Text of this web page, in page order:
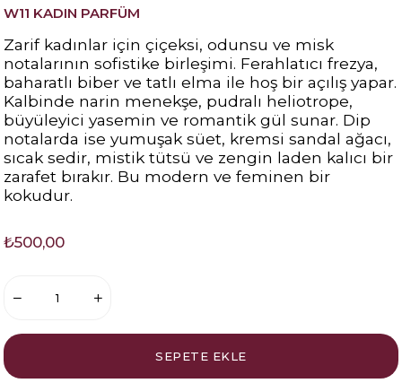
W11 KADIN PARFÜM
Zarif kadınlar için çiçeksi, odunsu ve misk
notalarının sofistike birleşimi. Ferahlatıcı frezya,
baharatlı biber ve tatlı elma ile hoş bir açılış yapar.
Kalbinde narin menekşe, pudralı heliotrope,
büyüleyici yasemin ve romantik gül sunar. Dip
notalarda ise yumuşak süet, kremsi sandal ağacı,
sıcak sedir, mistik tütsü ve zengin laden kalıcı bir
zarafet bırakır. Bu modern ve feminen bir
kokudur.
₺500,00